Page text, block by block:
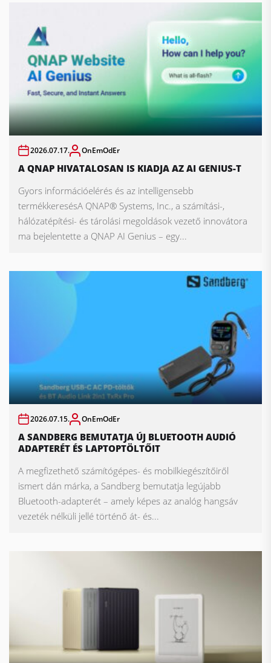
2026.07.17. OnEmOdEr
A QNAP HIVATALOSAN IS KIADJA AZ AI GENIUS-T
Gyors információelérés és az intelligensebb
termékkeresésA QNAP® Systems, Inc., a számítási-,
hálózatépítési- és tárolási megoldások vezető innovátora
ma bejelentette a QNAP AI Genius – egy...
2026.07.15. OnEmOdEr
A SANDBERG BEMUTATJA ÚJ BLUETOOTH AUDIÓ
ADAPTERÉT ÉS LAPTOPTÖLTŐIT
A megfizethető számítógépes- és mobilkiegészítőiről
ismert dán márka, a Sandberg bemutatja legújabb
Bluetooth-adapterét – amely képes az analóg hangsáv
vezeték nélküli jellé történő át- és...